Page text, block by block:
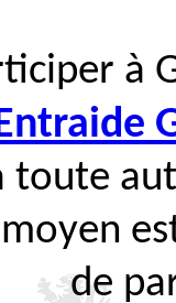
à
toute
de